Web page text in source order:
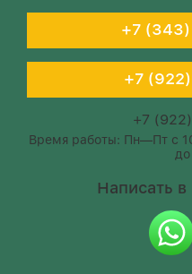
+7
+7
+7
Время работы: Пн—Пт с
Написать